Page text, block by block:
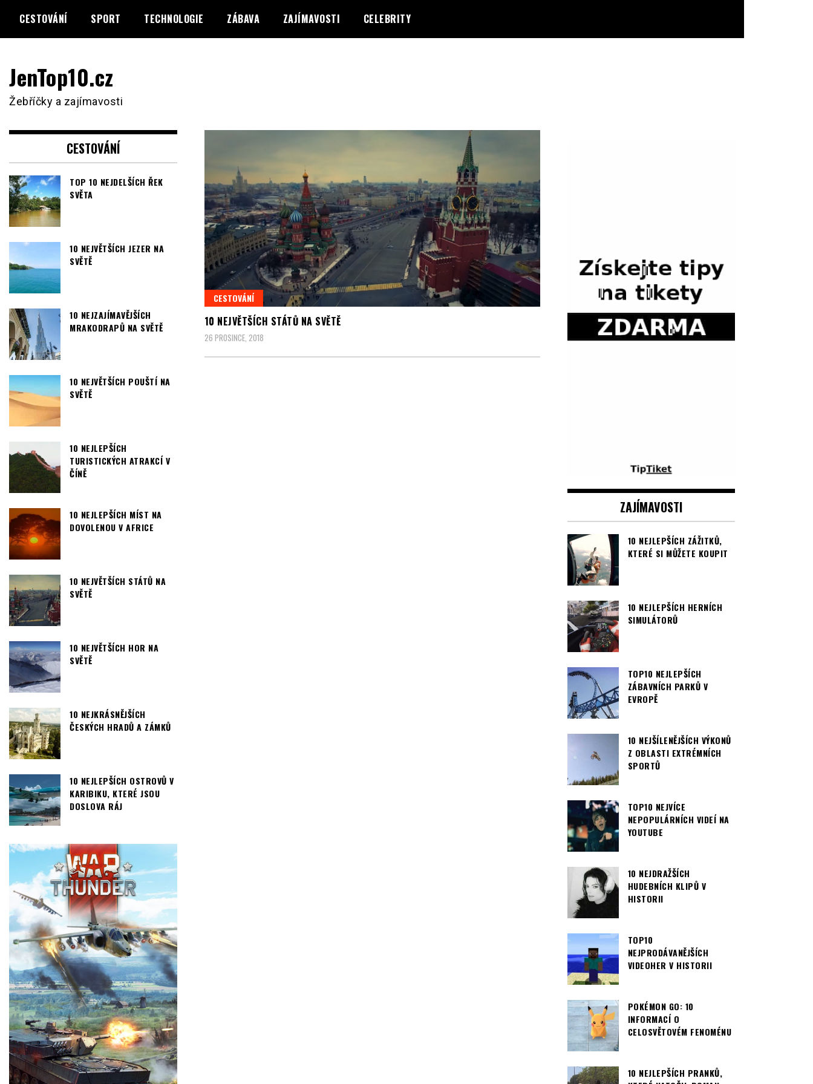
content
CESTOVÁNÍ SPORT TECHNOLOGIE ZÁBAVA ZAJÍMAVOSTI CELEBRITY
JenTop10.cz
Žebříčky a zajímavosti
CESTOVÁNÍ
10 NEJVĚTŠÍCH STÁTŮ NA SVĚTĚ
26 PROSINCE, 2018
CESTOVÁNÍ
TOP 10 NEJDELŠÍCH ŘEK
SVĚTA
10 NEJVĚTŠÍCH JEZER NA
SVĚTĚ
10 NEJZAJÍMAVĚJŠÍCH
MRAKODRAPŮ NA SVĚTĚ
10 NEJVĚTŠÍCH POUŠTÍ NA
SVĚTĚ
10 NEJLEPŠÍCH
TURISTICKÝCH ATRAKCÍ V
ČÍNĚ
10 NEJLEPŠÍCH MÍST NA
DOVOLENOU V AFRICE
10 NEJVĚTŠÍCH STÁTŮ NA
SVĚTĚ
10 NEJVĚTŠÍCH HOR NA
SVĚTĚ
10 NEJKRÁSNĚJŠÍCH
ČESKÝCH HRADŮ A ZÁMKŮ
10 NEJLEPŠÍCH OSTROVŮ V
KARIBIKU, KTERÉ JSOU
DOSLOVA RÁJ
ZAJÍMAVOSTI
10 NEJLEPŠÍCH ZÁŽITKŮ,
KTERÉ SI MŮŽETE KOUPIT
10 NEJLEPŠÍCH HERNÍCH
SIMULÁTORŮ
TOP10 NEJLEPŠÍCH
ZÁBAVNÍCH PARKŮ V
EVROPĚ
10 NEJŠÍLENĚJŠÍCH VÝKONŮ
Z OBLASTI EXTRÉMNÍCH
SPORTŮ
TOP10 NEJVÍCE
NEPOPULÁRNÍCH VIDEÍ NA
YOUTUBE
10 NEJDRAŽŠÍCH
HUDEBNÍCH KLIPŮ V
HISTORII
TOP10
NEJPRODÁVANĚJŠÍCH
VIDEOHER V HISTORII
POKÉMON GO: 10
INFORMACÍ O
CELOSVĚTOVÉM FENOMÉNU
10 NEJLEPŠÍCH PRANKŮ,